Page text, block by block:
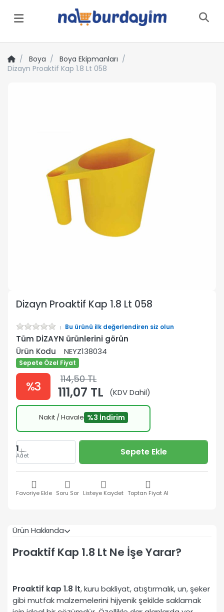
Menü
Boya
Boya Ekipmanları
Dizayn Proaktif Kap 1.8 Lt 058
Dizayn Proaktif Kap 1.8 Lt 058
Bu ürünü ilk değerlendiren siz olun
Tüm DİZAYN ürünlerini görün
Ürün Kodu
NEYZ138034
Sepete Özel Fiyat
%3 114,50 TL
111,07 TL (KDV Dahil)
Nakit / Havale %3 İndirim
1
Adet Sepete Ekle
Favoriye Ekle Soru Sor Listeye Kaydet Toptan Fiyat Al
Ürün Hakkında
Proaktif Kap 1.8 Lt Ne İşe Yarar?
Proaktif kap 1.8 lt, kuru bakliyat, atıştırmalık, un, şeker
gibi mutfak malzemelerini hijyenik şekilde saklamak